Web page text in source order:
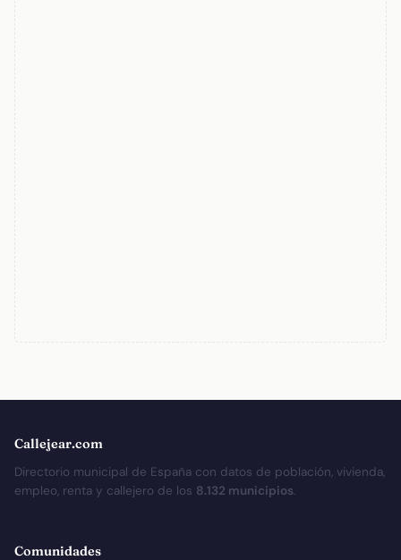
Callejear.com
Directorio municipal de España con datos de población, vivienda,
empleo, renta y callejero de los 8.132 municipios.
Comunidades